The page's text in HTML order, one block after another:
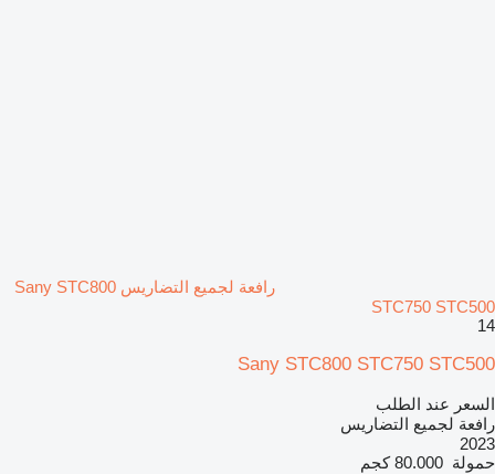
رافعة لجميع التضاريس Sany STC800
STC750 STC500
14
Sany STC800 STC750 STC500
السعر عند الطلب
رافعة لجميع التضاريس
2023
حمولة 80.000 كجم